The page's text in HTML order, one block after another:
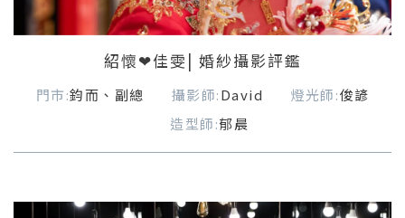
紹懷❤佳雯| 婚紗攝影評鑑
門市:鈞而、副總 攝影師:David 燈光師:俊諺
造型師:郁晨